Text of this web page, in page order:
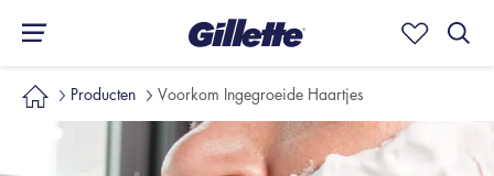
Producten Voorkom Ingegroeide Haartjes